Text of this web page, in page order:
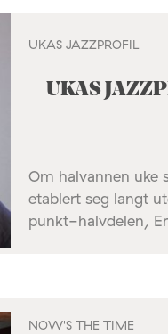
UKAS JAZZPROFIL
UKAS
Om halvannen uke
etablert seg langt
punkt-halvdelen,
NOW'S THE TIME